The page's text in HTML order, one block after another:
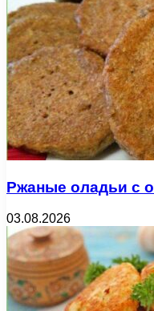
Ржаные оладьи с
03.08.2026